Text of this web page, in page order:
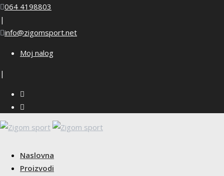
Skip
to
content
064 4198803
|
info@zigomsport.net
Moj nalog
|
Naslovna
Proizvodi